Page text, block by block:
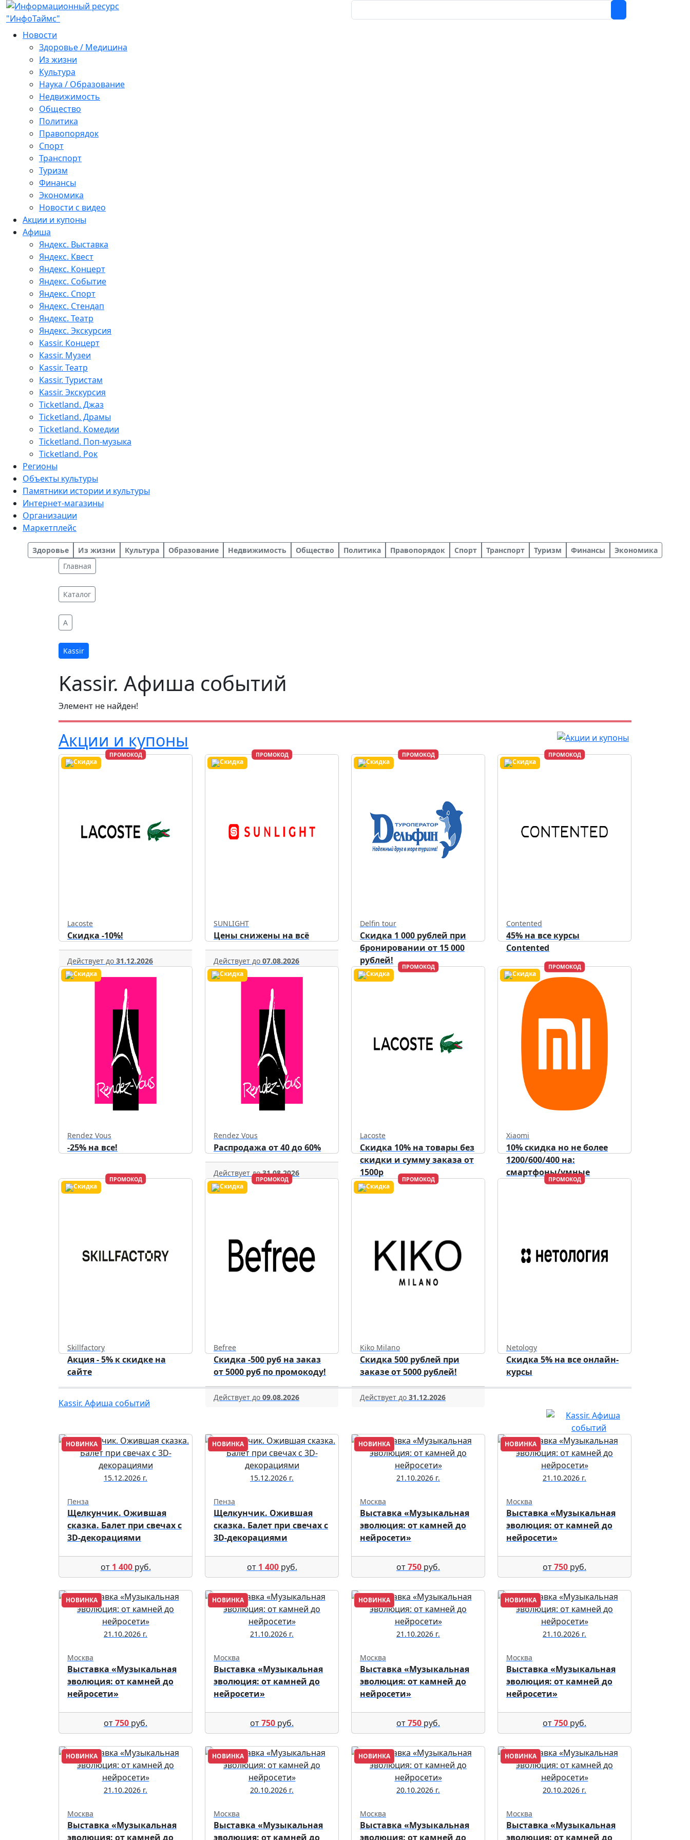
Новости
Здоровье / Медицина
Из жизни
Культура
Наука / Образование
Недвижимость
Общество
Политика
Правопорядок
Спорт
Транспорт
Туризм
Финансы
Экономика
Новости с видео
Акции и купоны
Афиша
Яндекс. Выставка
Яндекс. Квест
Яндекс. Концерт
Яндекс. Событие
Яндекс. Спорт
Яндекс. Стендап
Яндекс. Театр
Яндекс. Экскурсия
Kassir. Концерт
Kassir. Музеи
Kassir. Театр
Kassir. Туристам
Kassir. Экскурсия
Ticketland. Джаз
Ticketland. Драмы
Ticketland. Комедии
Ticketland. Поп-музыка
Ticketland. Рок
Регионы
Объекты культуры
Памятники истории и культуры
Интернет-магазины
Организации
Маркетплейс
Здоровье Из жизни Культура Образование Недвижимость Общество Политика Правопорядок Спорт Транспорт Туризм Финансы
Экономика
Главная
Каталог
A
Kassir
Kassir. Афиша событий
Элемент не найден!
Акции и купоны
ПРОМОКОД
Lacoste
Скидка -10%!
Действует до 31.12.2026
ПРОМОКОД
SUNLIGHT
Цены снижены на всё
Действует до 07.08.2026
ПРОМОКОД
Delfin tour
Скидка 1 000 рублей при
бронировании от 15 000
рублей!
ПРОМОКОД
Contented
45% на все курсы
Contented
Rendez Vous
-25% на все!
Rendez Vous
Распродажа от 40 до 60%
Действует до31.08.2026
ПРОМОКОД
Lacoste
Скидка 10% на товары без
скидки и сумму заказа от
1500р
ПРОМОКОД
Xiaomi
10% скидка но не более
1200/600/400 на:
смартфоны/умные
устройства/аксессуары.
ПРОМОКОД
Skillfactory
Акция - 5% к скидке на
сайте
ПРОМОКОД
Befree
Скидка -500 руб на заказ
от 5000 руб по промокоду!
Действует до 09.08.2026
ПРОМОКОД
Kiko Milano
Скидка 500 рублей при
заказе от 5000 рублей!
Действует до 31.12.2026
ПРОМОКОД
Netology
Скидка 5% на все онлайн-
курсы
Kassir. Афиша событий
НОВИНКА
15.12.2026 г.
Пенза
Щелкунчик. Ожившая
сказка. Балет при свечах с
3D-декорациями
от 1 400руб.
НОВИНКА
15.12.2026 г.
Пенза
Щелкунчик. Ожившая
сказка. Балет при свечах с
3D-декорациями
от 1 400руб.
НОВИНКА
21.10.2026 г.
Москва
Выставка «Музыкальная
эволюция: от камней до
нейросети»
от750 руб.
НОВИНКА
21.10.2026 г.
Москва
Выставка «Музыкальная
эволюция: от камней до
нейросети»
от750 руб.
НОВИНКА
21.10.2026 г.
Москва
Выставка «Музыкальная
эволюция: от камней до
нейросети»
от750 руб.
НОВИНКА
21.10.2026 г.
Москва
Выставка «Музыкальная
эволюция: от камней до
нейросети»
от750 руб.
НОВИНКА
21.10.2026 г.
Москва
Выставка «Музыкальная
эволюция: от камней до
нейросети»
от750 руб.
НОВИНКА
21.10.2026 г.
Москва
Выставка «Музыкальная
эволюция: от камней до
нейросети»
от750 руб.
НОВИНКА
21.10.2026 г.
Москва
Выставка «Музыкальная
эволюция: от камней до
НОВИНКА
20.10.2026 г.
Москва
Выставка «Музыкальная
эволюция: от камней до
НОВИНКА
20.10.2026 г.
Москва
Выставка «Музыкальная
эволюция: от камней до
НОВИНКА
20.10.2026 г.
Москва
Выставка «Музыкальная
эволюция: от камней до